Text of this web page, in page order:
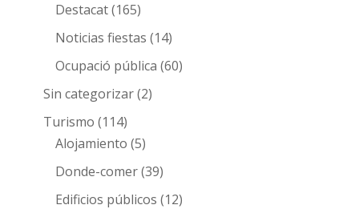
Destacat(165)
Noticias fiestas (14)
Ocupació pública (60)
Sin categorizar(2)
Turismo (114)
Alojamiento (5)
Donde-comer(39)
Edificios públicos (12)